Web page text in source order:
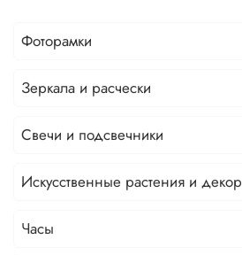
Фоторамки
Зеркала и расчески
Свечи и подсвечники
Искусственные растения и декор
Часы